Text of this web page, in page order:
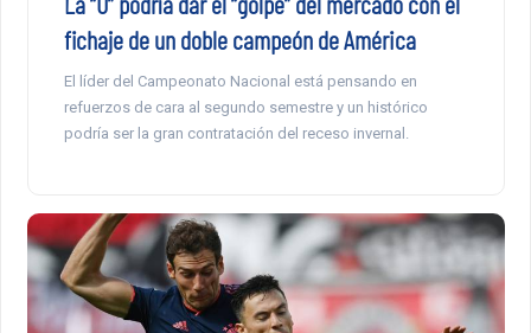
fichaje de un doble campeón de América
El líder del Campeonato Nacional está pensando en
refuerzos de cara al segundo semestre y un histórico
podría ser la gran contratación del receso invernal.